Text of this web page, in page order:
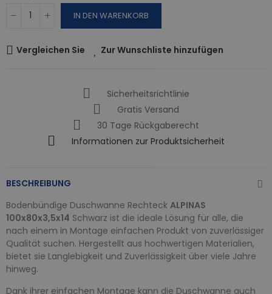
IN DEN WARENKORB
Vergleichen Sie Zur Wunschliste hinzufügen
Sicherheitsrichtlinie
Gratis Versand
30 Tage Rückgaberecht
Informationen zur Produktsicherheit
BESCHREIBUNG
Bodenbündige Duschwanne Rechteck ALPINAS
100x80x3,5x14 Schwarz ist die ideale Lösung für alle, die
nach einem in Montage einfachen Produkt von zuverlässiger
Qualität suchen. Hergestellt aus hochwertigen Materialien,
bietet sie Langlebigkeit und Zuverlässigkeit über viele Jahre
hinweg.
Dank ihrer einfachen Montage kann die Duschwanne auch